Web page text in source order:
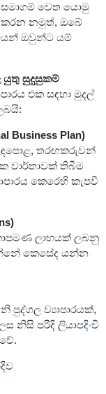
සමාගම් වෙත යොමු
නමුත්, ඔබේ
ඔවුන්ට යම්
යුතු සුදුසුකම්
එක සඳහා මුදල්
Business Plan)
තරඟකරුවන්
වාර්තාවක් තිබීම
කෙරෙහි කැපවී
ලාභයක් ලබනු
කෙසේද යන්න
පුද්ගල ව්‍යාපාරයක්,
නිසි පරිදි ලියාපදිංචි